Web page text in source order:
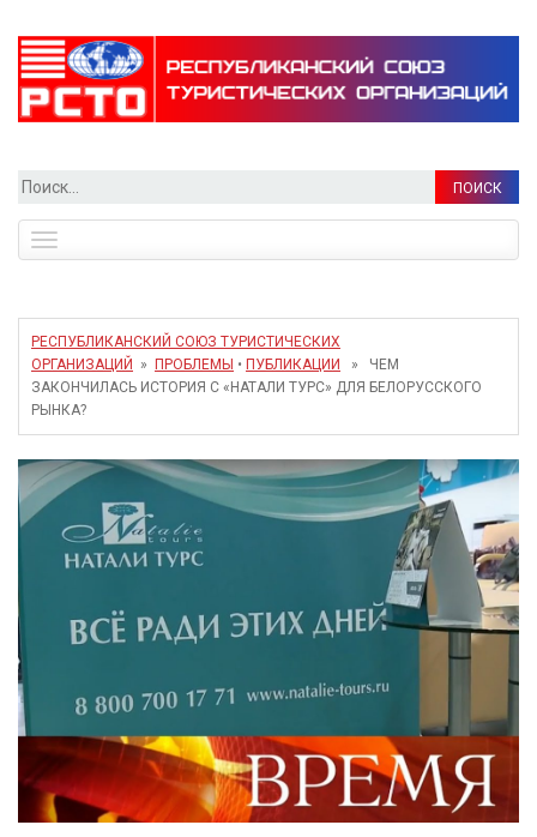
Найти:
navigation
РЕСПУБЛИКАНСКИЙ СОЮЗ ТУРИСТИЧЕСКИХ
ОРГАНИЗАЦИЙ
» ПРОБЛЕМЫ • ПУБЛИКАЦИИ
» ЧЕМ
ЗАКОНЧИЛАСЬ ИСТОРИЯ С «НАТАЛИ ТУРС» ДЛЯ БЕЛОРУССКОГО
РЫНКА?